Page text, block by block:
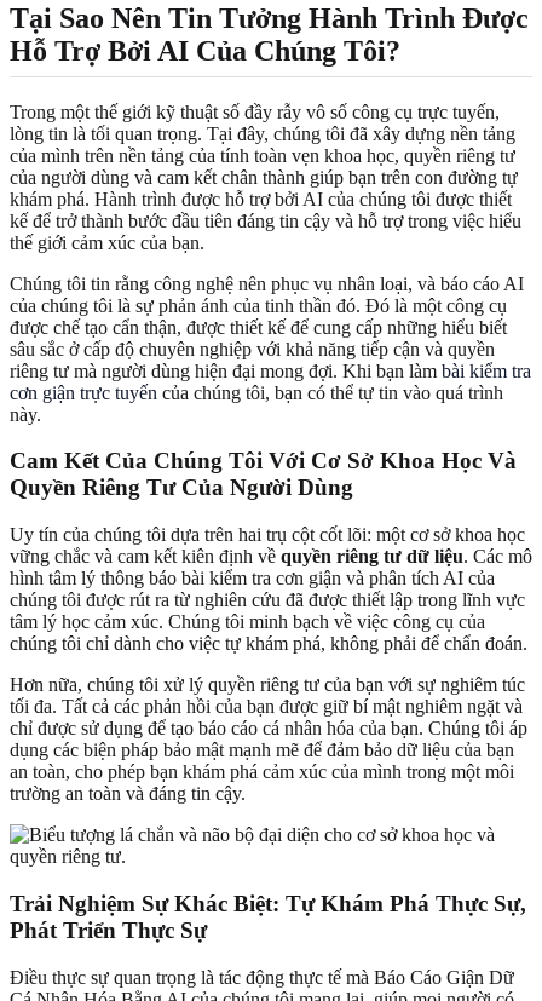
Tại Sao Nên Tin Tưởng Hành Trình Được
Hỗ Trợ Bởi AI Của Chúng Tôi?
Trong một thế giới kỹ thuật số đầy rẫy vô số công cụ trực tuyến,
lòng tin là tối quan trọng. Tại đây, chúng tôi đã xây dựng nền tảng
của mình trên nền tảng của tính toàn vẹn khoa học, quyền riêng tư
của người dùng và cam kết chân thành giúp bạn trên con đường tự
khám phá. Hành trình được hỗ trợ bởi AI của chúng tôi được thiết
kế để trở thành bước đầu tiên đáng tin cậy và hỗ trợ trong việc hiểu
thế giới cảm xúc của bạn.
Chúng tôi tin rằng công nghệ nên phục vụ nhân loại, và báo cáo AI
của chúng tôi là sự phản ánh của tinh thần đó. Đó là một công cụ
được chế tạo cẩn thận, được thiết kế để cung cấp những hiểu biết
sâu sắc ở cấp độ chuyên nghiệp với khả năng tiếp cận và quyền
riêng tư mà người dùng hiện đại mong đợi. Khi bạn làm bài kiểm tra
cơn giận trực tuyến của chúng tôi, bạn có thể tự tin vào quá trình
này.
Cam Kết Của Chúng Tôi Với Cơ Sở Khoa Học Và
Quyền Riêng Tư Của Người Dùng
Uy tín của chúng tôi dựa trên hai trụ cột cốt lõi: một cơ sở khoa học
vững chắc và cam kết kiên định về quyền riêng tư dữ liệu. Các mô
hình tâm lý thông báo bài kiểm tra cơn giận và phân tích AI của
chúng tôi được rút ra từ nghiên cứu đã được thiết lập trong lĩnh vực
tâm lý học cảm xúc. Chúng tôi minh bạch về việc công cụ của
chúng tôi chỉ dành cho việc tự khám phá, không phải để chẩn đoán.
Hơn nữa, chúng tôi xử lý quyền riêng tư của bạn với sự nghiêm túc
tối đa. Tất cả các phản hồi của bạn được giữ bí mật nghiêm ngặt và
chỉ được sử dụng để tạo báo cáo cá nhân hóa của bạn. Chúng tôi áp
dụng các biện pháp bảo mật mạnh mẽ để đảm bảo dữ liệu của bạn
an toàn, cho phép bạn khám phá cảm xúc của mình trong một môi
trường an toàn và đáng tin cậy.
Trải Nghiệm Sự Khác Biệt: Tự Khám Phá Thực Sự,
Phát Triển Thực Sự
Điều thực sự quan trọng là tác động thực tế mà Báo Cáo Giận Dữ